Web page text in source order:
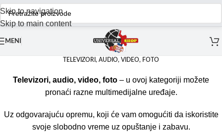
Skip to navigation
Skip to main content
MENI
TELEVIZORI, AUDIO, VIDEO, FOTO
Televizori, audio, video, foto – u ovoj kategoriji možete
pronaći razne multimedijalne uređaje.
Uz odgovarajuću opremu, koji će vam omogućiti da iskoristite
svoje slobodno vreme uz opuštanje i zabavu.